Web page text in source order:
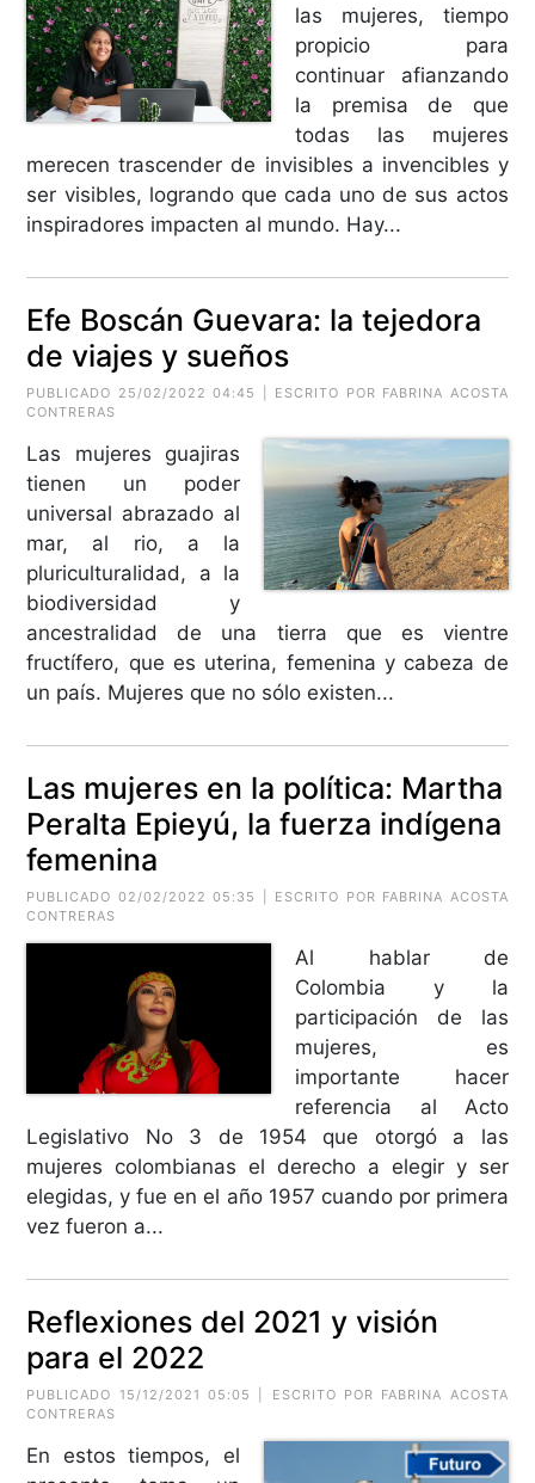
las mujeres, tiempo
propicio para
continuar afianzando
la premisa de que
todas las mujeres
merecen trascender de invisibles a invencibles y
ser visibles, logrando que cada uno de sus actos
inspiradores impacten al mundo. Hay...
Efe Boscán Guevara: la tejedora
de viajes y sueños
PUBLICADO 25/02/2022 04:45 | ESCRITO POR FABRINA ACOSTA
CONTRERAS
Las mujeres guajiras
tienen un poder
universal abrazado al
mar, al rio, a la
pluriculturalidad, a la
biodiversidad y
ancestralidad de una tierra que es vientre
fructífero, que es uterina, femenina y cabeza de
un país. Mujeres que no sólo existen...
Las mujeres en la política: Martha
Peralta Epieyú, la fuerza indígena
femenina
PUBLICADO 02/02/2022 05:35 | ESCRITO POR FABRINA ACOSTA
CONTRERAS
Al hablar de
Colombia y la
participación de las
mujeres, es
importante hacer
referencia al Acto
Legislativo No 3 de 1954 que otorgó a las
mujeres colombianas el derecho a elegir y ser
elegidas, y fue en el año 1957 cuando por primera
vez fueron a...
Reflexiones del 2021 y visión
para el 2022
PUBLICADO 15/12/2021 05:05 | ESCRITO POR FABRINA ACOSTA
CONTRERAS
En estos tiempos, el